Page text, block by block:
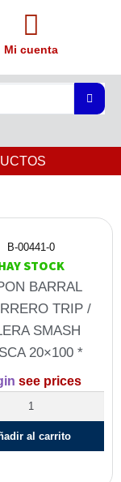
Mi cuenta
B-00441-0
STOCK
BARRAL
TRIP /
SMASH
20×100 *
see prices
al carrito